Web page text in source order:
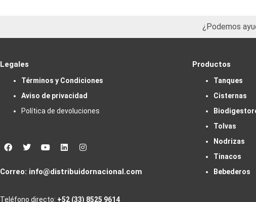
¿Podemos
Legales
Términos y Condiciones
Aviso de privacidad
Política de devoluciones
Facebook
TwitterYoutubeLinkedinInstagram
Correo: info@distribuidornacional.com
Teléfono directo: +52 (33) 8525 9614
Productos
Tanques
Cisternas
Tolvas
Nodrizas
Tinacos
Bebederos